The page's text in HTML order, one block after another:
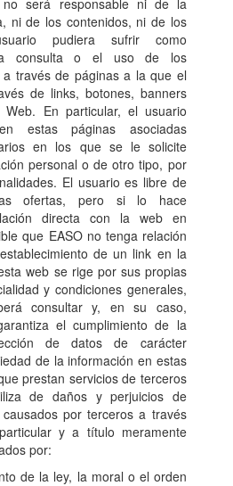
ni de los contenidos, ni de los
pudiera sufrir como
consulta o el uso de los
a través de páginas a la que el
de links, botones, banners
En particular, el usuario
estas páginas asociadas
en los que se le solicite
personal o de otro tipo, por
El usuario es libre de
ofertas, pero si lo hace
directa con la web en
que EASO no tenga relación
de un link en la
web se rige por sus propias
y condiciones generales,
consultar y, en su caso,
el cumplimiento de la
de datos de carácter
de la información en estas
prestan servicios de terceros
de daños y perjuicios de
por terceros a través
y a título meramente
por:
de la ley, la moral o el orden